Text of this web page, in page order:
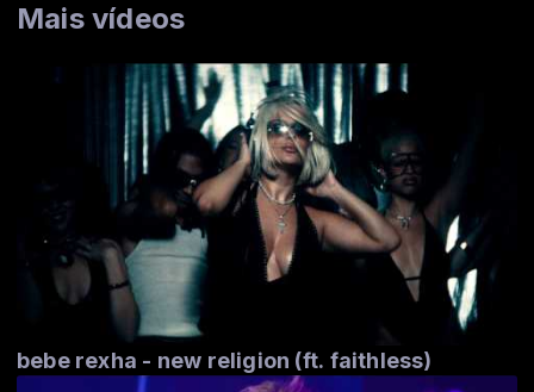
Mais vídeos
bebe rexha - new religion (ft. faithless)